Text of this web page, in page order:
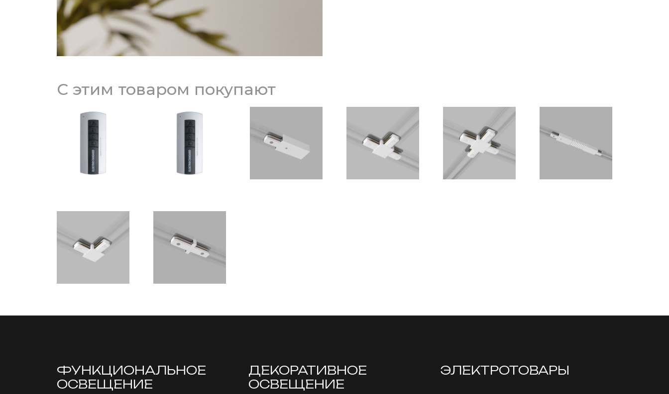
С этим товаром покупают
ФУНКЦИОНА­ЛЬНОЕ
ОСВЕЩЕНИЕ
ДЕКОРАТИВНОЕ
ОСВЕЩЕНИЕ
ЭЛЕКТРОТОВАРЫ